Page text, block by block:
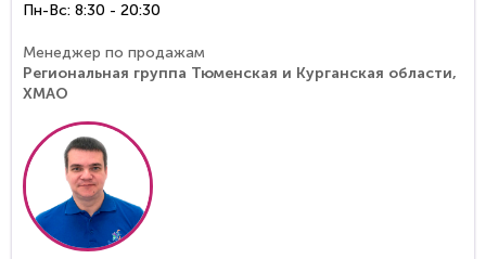
Пн-Вс: 8:30 - 20:30
Менеджер по продажам
Региональная группа Тюменская и Курганская области,
ХМАО